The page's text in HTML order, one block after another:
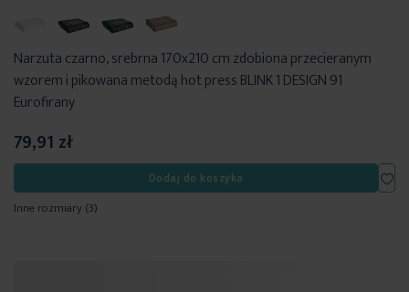
Narzuta czarno, srebrna 170x210 cm zdobiona przecieranym
wzorem i pikowana metodą hot press BLINK 1 DESIGN 91
Eurofirany
79,91 zł
Dodaj do koszyka
Inne rozmiary(3)